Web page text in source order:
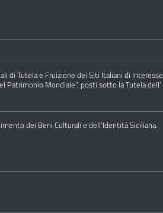
di Tutela e Fruizione dei Siti Italiani di Interesse
Patrimonio Mondiale”, posti sotto la Tutela dell’
dei Beni Culturali e dell’Identità Siciliana.